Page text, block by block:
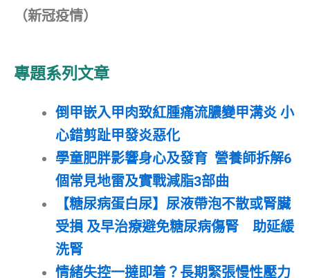
（新冠疫情）
專題系列文章
倒甲嵌入甲肉致紅腫痛流膿變甲溝炎 小
心錯剪趾甲發炎惡化
學童肥胖影響身心及發育 營養師拆解6
個常見地雷及實戰減脂3部曲
【糖尿病蛋白尿】尿液帶泡不散或腎臟
受損 及早治療避免糖尿病傷腎 助延緩
洗腎
情緒失控一撻即着？長期緊張慢性壓力